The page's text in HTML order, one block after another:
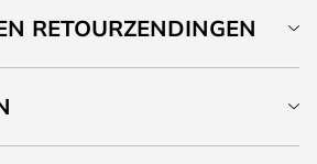
RETOURZENDINGEN